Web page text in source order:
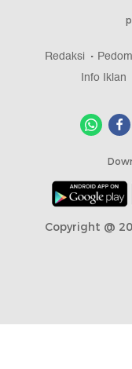
Redaksi
Info Iklan
Copyright @